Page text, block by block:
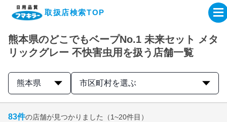
取扱店検索TOP
企業・IR情報サイト
製品情報サイト
熊本県のどこでもベープNo.1 未来セット メタ
リックグレー 不快害虫用を扱う店舗一覧
熊本県 市区町村を選ぶ
83件の店舗が見つかりました （1~20件目）